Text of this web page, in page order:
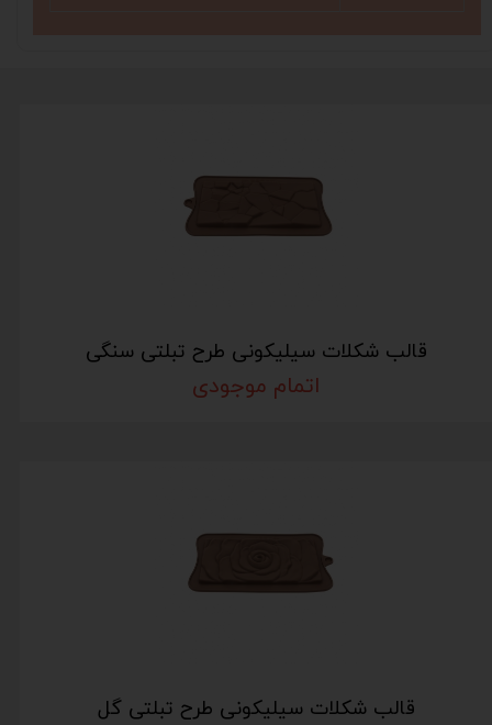
قالب شکلات سیلیکونی طرح تبلتی سنگی
اتمام موجودی
قالب شکلات سیلیکونی طرح تبلتی گل